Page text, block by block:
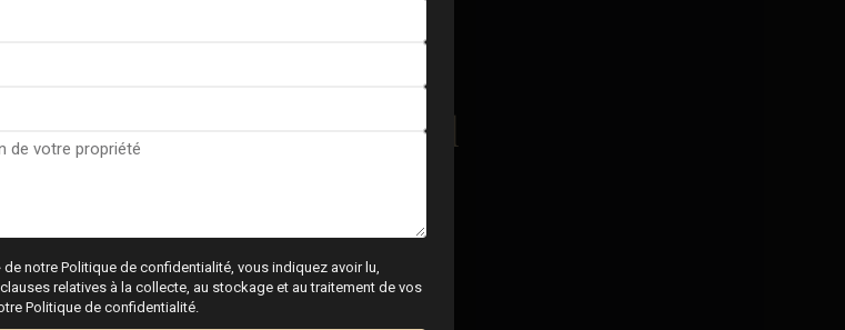
expert immobilier local
notre Politique de confidentialité, vous indiquez avoir lu,
relatives à la collecte, au stockage et au traitement de vos
Politique de confidentialité.